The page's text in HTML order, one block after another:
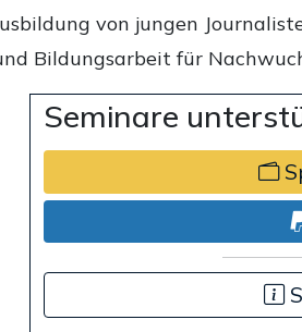
von jungen
Bildungsarbeit für
Seminare